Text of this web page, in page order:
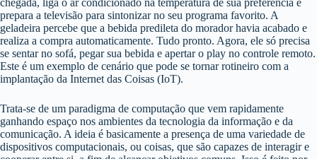
chegada, liga o ar condicionado na temperatura de sua preferência e
prepara a televisão para sintonizar no seu programa favorito. A
geladeira percebe que a bebida predileta do morador havia acabado e
realiza a compra automaticamente. Tudo pronto. Agora, ele só precisa
se sentar no sofá, pegar sua bebida e apertar o play no controle remoto.
Este é um exemplo de cenário que pode se tornar rotineiro com a
implantação da Internet das Coisas (IoT).
Trata-se de um paradigma de computação que vem rapidamente
ganhando espaço nos ambientes da tecnologia da informação e da
comunicação. A ideia é basicamente a presença de uma variedade de
dispositivos computacionais, ou coisas, que são capazes de interagir e